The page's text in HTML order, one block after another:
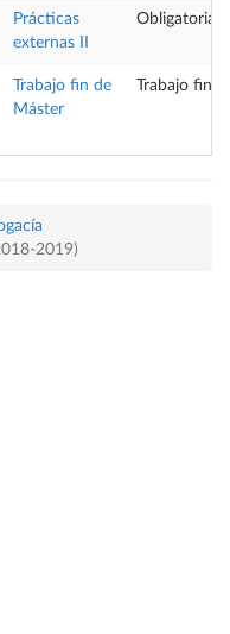
Prácticas
externas II
Obligatoria
Trabajo fin de
Máster
Trabajo fin
2019)